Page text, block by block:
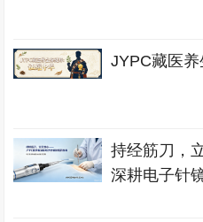
JYPC藏医
持经筋刀，
深耕电子针